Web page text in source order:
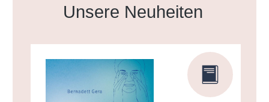
Produktgalerie überspringen
Unsere Neuheiten